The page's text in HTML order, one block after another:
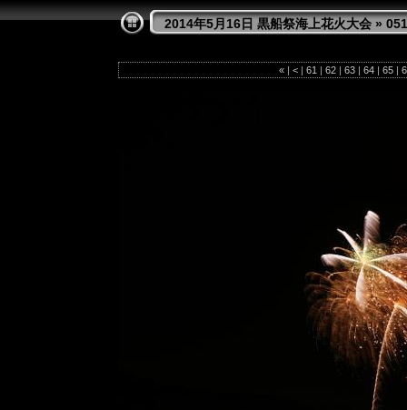
2014年5月16日 黒船祭海上花火大会 »
« | < | 61 | 62 | 63 | 64 | 65 |